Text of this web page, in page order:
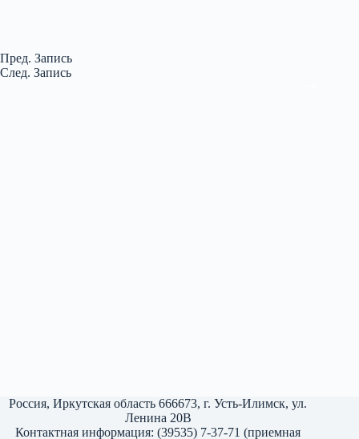
Пред. Запись
След. Запись
Россия, Иркутская область 666673, г. Усть-Илимск, ул.
Ленина 20В
Контактная информация: (39535) 7-37-71 (приемная